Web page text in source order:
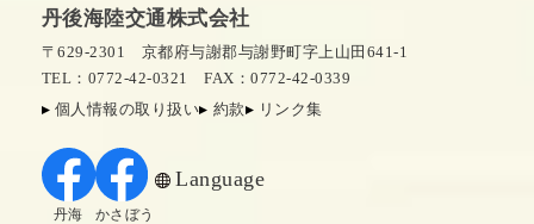
丹後海陸交通株式会社
〒629-2301 京都府与謝郡与謝野町字上山田641-1
TEL：0772-42-0321
FAX：0772-42-0339
個人情報の取り扱い
約款 リンク集
Language
丹海 かさぼう